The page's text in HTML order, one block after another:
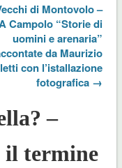
di Montovolo –
Campolo “Storie di
uomini e arenaria”
da Maurizio
con l’istallazione
fotografica →
–
il termine